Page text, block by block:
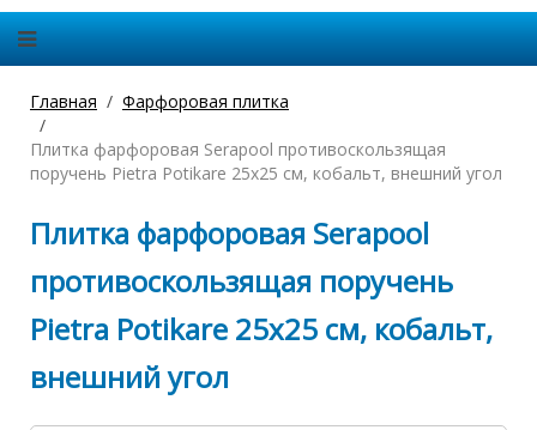
Главная Фарфоровая плитка
Плитка фарфоровая Serapool противоскользящая
поручень Pietra Potikare 25х25 см, кобальт, внешний угол
Плитка фарфоровая Serapool
противоскользящая поручень
Pietra Potikare 25х25 см, кобальт,
внешний угол